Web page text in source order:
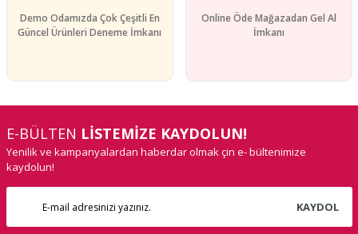
Demo Odamızda Çok Çeşitli En
Güncel Ürünleri Deneme İmkanı
Online Öde Mağazadan Gel Al
İmkanı
E-BÜLTEN LİSTEMİZE KAYDOLUN!
Yenilik ve kampanyalardan haberdar olmak çin e- bültenimize
kaydolun!
KAYDOL